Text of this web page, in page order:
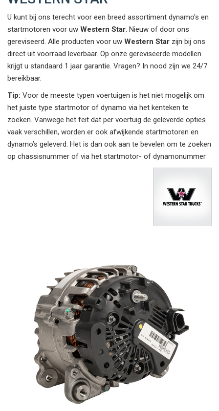
U kunt bij ons terecht voor een breed assortiment dynamo's en
startmotoren voor uw Western Star. Nieuw of door ons
gereviseerd. Alle producten voor uw Western Star zijn bij ons
direct uit voorraad leverbaar. Op onze gereviseerde modellen
krijgt u standaard 1 jaar garantie. Vragen? In nood zijn we 24/7
bereikbaar.
Tip: Voor de meeste typen voertuigen is het niet mogelijk om
het juiste type startmotor of dynamo via het kenteken te
zoeken. Vanwege het feit dat per voertuig de geleverde opties
vaak verschillen, worden er ook afwijkende startmotoren en
dynamo’s geleverd. Het is dan ook aan te bevelen om te zoeken
op chassisnummer of via het startmotor- of dynamonummer